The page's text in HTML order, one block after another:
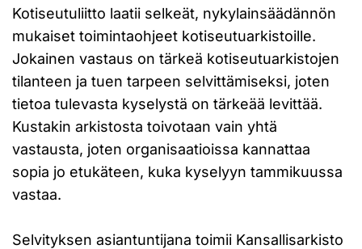
Kotiseutuliitto laatii selkeät, nykylainsäädännön
mukaiset toimintaohjeet kotiseutuarkistoille.
Jokainen vastaus on tärkeä kotiseutuarkistojen
tilanteen ja tuen tarpeen selvittämiseksi, joten
tietoa tulevasta kyselystä on tärkeää levittää.
Kustakin arkistosta toivotaan vain yhtä
vastausta, joten organisaatioissa kannattaa
sopia jo etukäteen, kuka kyselyyn tammikuussa
vastaa.
Selvityksen asiantuntijana toimii Kansallisarkisto